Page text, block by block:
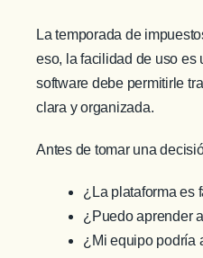
La temporada de
eso, la facilidad de uso es
software debe permitirle
clara y organizada.
Antes de tomar una
¿La plataforma es
¿Puedo aprender
¿Mi equipo podría